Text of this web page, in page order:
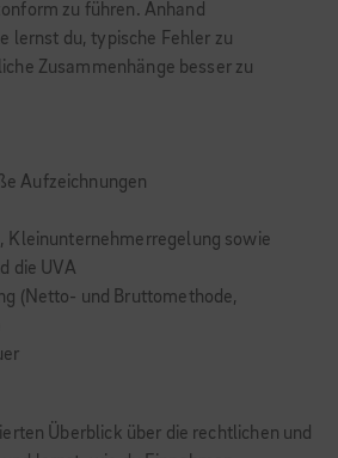
zu führen. Anhand
lernst du, typische Fehler zu
Zusammenhänge besser zu
Aufzeichnungen
Kleinunternehmerregelung sowie
die UVA
(Netto- und Bruttomethode,
Überblick über die rechtlichen und